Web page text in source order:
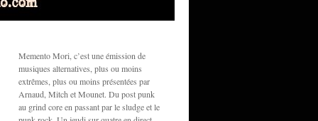
Memento Mori, c’est une émission de
musiques alternatives, plus ou moins
extrêmes, plus ou moins présentées par
Arnaud, Mitch et Mounet. Du post punk
au grind core en passant par le sludge et le